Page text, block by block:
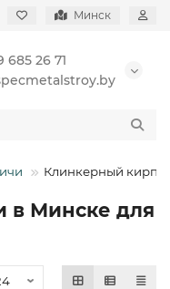
Минск
685 26 71
Клинкерный
в Минске для